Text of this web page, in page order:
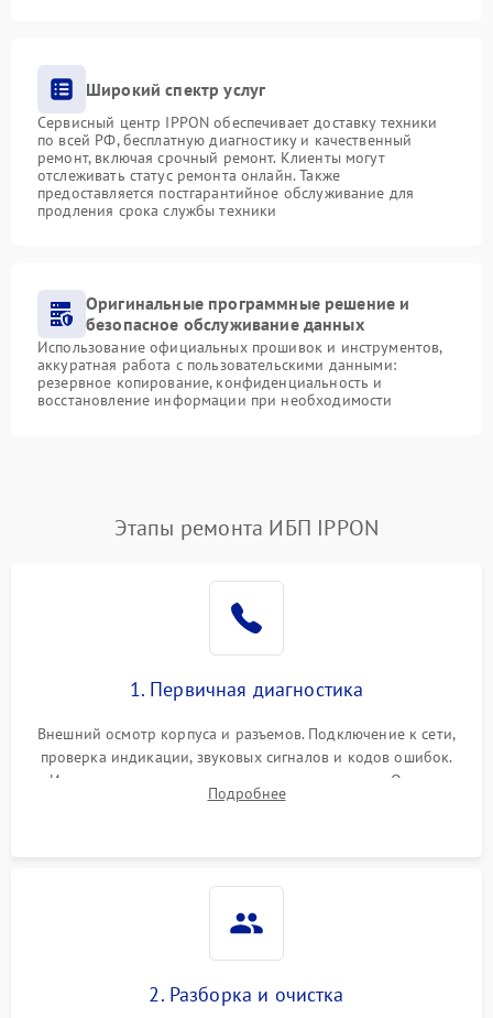
Широкий спектр услуг
Сервисный центр IPPON обеспечивает доставку техники
по всей РФ, бесплатную диагностику и качественный
ремонт, включая срочный ремонт. Клиенты могут
отслеживать статус ремонта онлайн. Также
предоставляется постгарантийное обслуживание для
продления срока службы техники
Оригинальные программные решение и
безопасное обслуживание данных
Использование официальных прошивок и инструментов,
аккуратная работа с пользовательскими данными:
резервное копирование, конфиденциальность и
восстановление информации при необходимости
Этапы ремонта ИБП IPPON
1. Первичная диагностика
Внешний осмотр корпуса и разъемов. Подключение к сети,
проверка индикации, звуковых сигналов и кодов ошибок.
Измерение входного и выходного напряжения. Оценка
реакции ИБП на отключение основного питания без
Подробнее
2. Разборка и очистка